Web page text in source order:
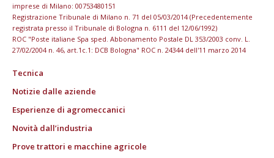
imprese di Milano: 00753480151
Registrazione Tribunale di Milano n. 71 del 05/03/2014 (Precedentemente
registrata presso il Tribunale di Bologna n. 6111 del 12/06/1992)
ROC "Poste italiane Spa sped. Abbonamento Postale DL 353/2003 conv. L.
27/02/2004 n. 46, art.1c.1: DCB Bologna" ROC n. 24344 dell'11 marzo 2014
Tecnica
Notizie dalle aziende
Esperienze di agromeccanici
Novità dall’industria
Prove trattori e macchine agricole